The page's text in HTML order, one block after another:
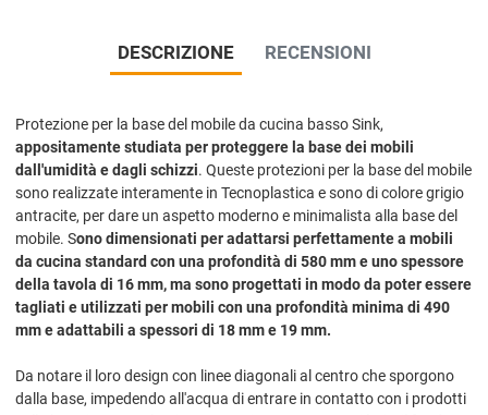
DESCRIZIONE RECENSIONI
Protezione per la base del mobile da cucina basso Sink,
appositamente studiata per proteggere la base dei mobili
dall'umidità e dagli schizzi. Queste protezioni per la base del mobile
sono realizzate interamente in Tecnoplastica e sono di colore grigio
antracite, per dare un aspetto moderno e minimalista alla base del
mobile. Sono dimensionati per adattarsi perfettamente a mobili
da cucina standard con una profondità di 580 mm e uno spessore
della tavola di 16 mm, ma sono progettati in modo da poter essere
tagliati e utilizzati per mobili con una profondità minima di 490
mm e adattabili a spessori di 18 mm e 19 mm.
Da notare il loro design con linee diagonali al centro che sporgono
dalla base, impedendo all'acqua di entrare in contatto con i prodotti